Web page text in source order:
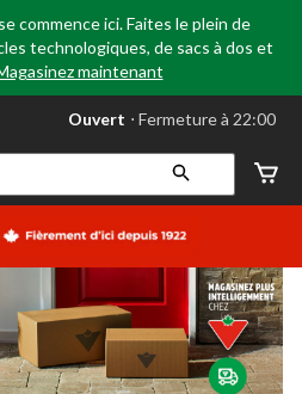
commence ici. Faites le plein de
technologiques, de sacs à dos et
maintenant
votre
préféré
Leduc,
AB,
courament
Fermeture
à
22:00
cliquer
pour
changer
Ouvert ⋅ Fermeture à 22:00